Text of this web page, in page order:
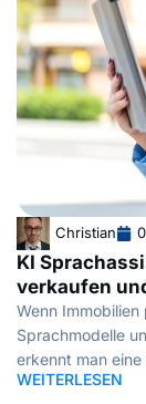
Christian
KI
verkaufen
Wenn
Sprachmodelle
erkennt man
WEITERLESEN